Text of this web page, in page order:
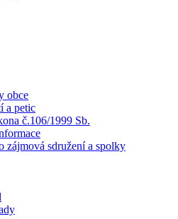
obce
a petic
č.106/1999 Sb.
zájmová sdružení a spolky